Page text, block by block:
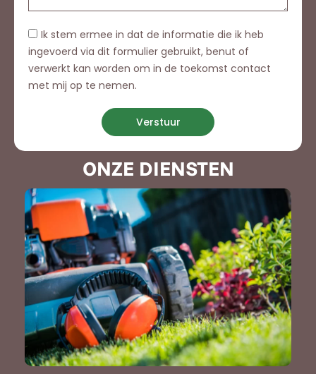
Ik stem ermee in dat de informatie die ik heb
ingevoerd via dit formulier gebruikt, benut of
verwerkt kan worden om in de toekomst contact
met mij op te nemen.
Verstuur
ONZE DIENSTEN